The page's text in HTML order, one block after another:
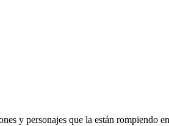
y personajes que la están rompiendo